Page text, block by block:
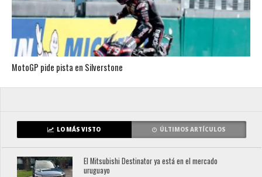
MotoGP pide pista en Silverstone
LO MÁS VISTO ÚLTIMOS ARTÍCULOS
El Mitsubishi Destinator ya está en el mercado
uruguayo